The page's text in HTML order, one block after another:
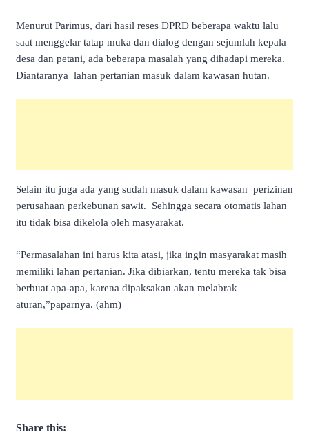
Menurut Parimus, dari hasil reses DPRD beberapa waktu lalu
saat menggelar tatap muka dan dialog dengan sejumlah kepala
desa dan petani, ada beberapa masalah yang dihadapi mereka.
Diantaranya lahan pertanian masuk dalam kawasan hutan.
Selain itu juga ada yang sudah masuk dalam kawasan perizinan
perusahaan perkebunan sawit. Sehingga secara otomatis lahan
itu tidak bisa dikelola oleh masyarakat.
“Permasalahan ini harus kita atasi, jika ingin masyarakat masih
memiliki lahan pertanian. Jika dibiarkan, tentu mereka tak bisa
berbuat apa-apa, karena dipaksakan akan melabrak
aturan,”paparnya. (ahm)
Share this: